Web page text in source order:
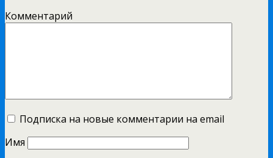
Комментарий
Подписка на новые комментарии на email
Имя